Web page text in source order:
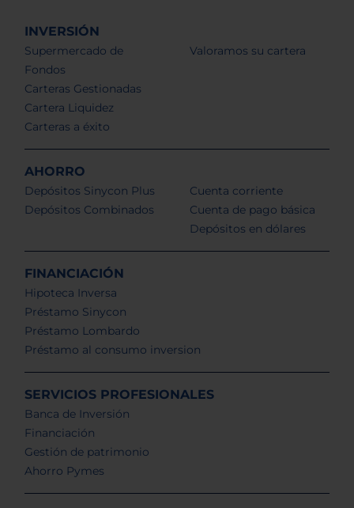
INVERSIÓN
Supermercado de
Fondos
Carteras Gestionadas
Cartera Liquidez
Carteras a éxito
Valoramos su cartera
AHORRO
Depósitos Sinycon Plus
Depósitos Combinados
Cuenta corriente
Cuenta de pago básica
Depósitos en dólares
FINANCIACIÓN
Hipoteca Inversa
Préstamo Sinycon
Préstamo Lombardo
Préstamo al consumo inversion
SERVICIOS PROFESIONALES
Banca de Inversión
Financiación
Gestión de patrimonio
Ahorro Pymes